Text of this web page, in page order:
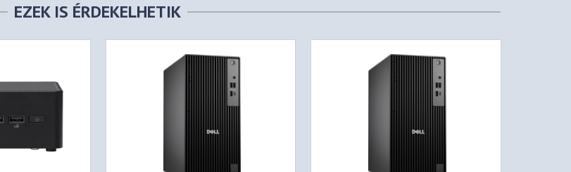
EZEK IS ÉRDEKELHETIK